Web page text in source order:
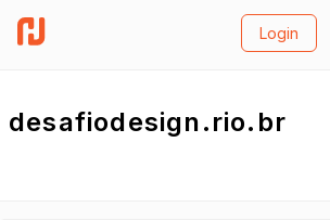
Login
desafiodesign.rio.br